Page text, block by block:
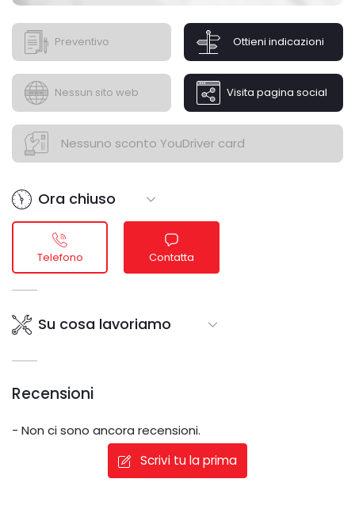
Preventivo Ottieni indicazioni
Nessun sito web Visita pagina social
Nessuno sconto YouDriver card
Ora chiuso
Telefono Contatta
Su cosa lavoriamo
Recensioni
- Non ci sono ancora recensioni.
Scrivi tu la prima